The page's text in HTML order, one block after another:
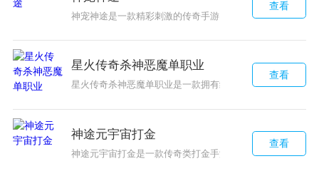
神宠神途是一款精彩刺激的传奇手游，采用全自动战斗模
查看
星火传奇杀神恶魔单职业
星火传奇杀神恶魔单职业是一款拥有经典三大特色职业的
查看
神途元宇宙打金
神途元宇宙打金是一款传奇类打金手游，游戏中可以选择经
查看